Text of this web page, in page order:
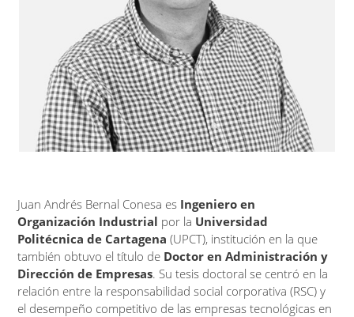
Juan Andrés Bernal Conesa es Ingeniero en
Organización Industrial por la Universidad
Politécnica de Cartagena (UPCT), institución en la que
también obtuvo el título de Doctor en Administración y
Dirección de Empresas. Su tesis doctoral se centró en la
relación entre la responsabilidad social corporativa (RSC) y
el desempeño competitivo de las empresas tecnológicas en